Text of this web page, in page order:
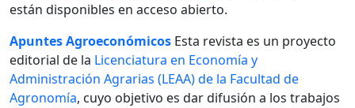
están disponibles en acceso abierto.
Apuntes Agroeconómicos Esta revista es un proyecto
editorial de la Licenciatura en Economía y
Administración Agrarias (LEAA) de la Facultad de
Agronomía, cuyo objetivo es dar difusión a los trabajos